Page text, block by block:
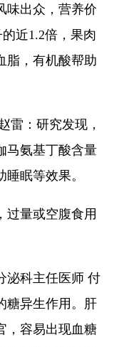
味出众，营养价
近1.2倍，果肉
脂，有机酸帮助
：研究发现，
马氨基丁酸含量
眠等效果。
量或空腹食用
科主任医师 付
糖异生作用。肝
，容易出现血糖